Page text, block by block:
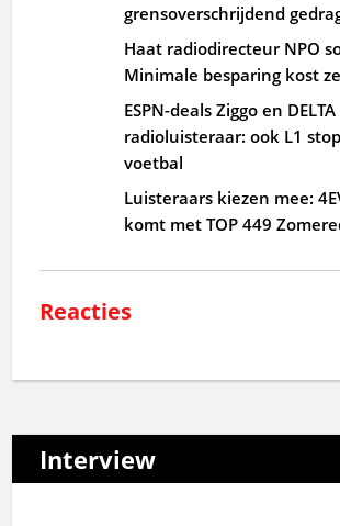
grensoverschrijdend
Haat radiodirecteur NPO
Minimale besparing kost
ESPN-deals Ziggo en
radioluisteraar: ook L1
voetbal
Luisteraars kiezen mee:
komt met TOP 449
Reacties
Interview